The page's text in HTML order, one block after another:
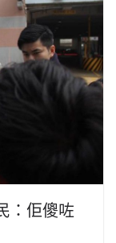
：佢傻咗